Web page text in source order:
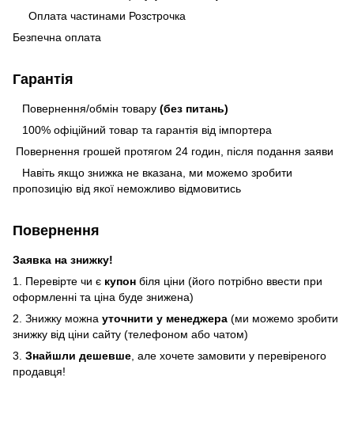
Оплата частинами Розстрочка
Безпечна оплата
Гарантія
Повернення/обмін товару (без питань)
100% офіційний товар та гарантія від імпортера
Повернення грошей протягом 24 годин, після подання заяви
Навіть якщо знижка не вказана, ми можемо зробити
пропозицію від якої неможливо відмовитись
Повернення
Заявка на знижку!
1. Перевірте чи є купон біля ціни (його потрібно ввести при
оформленні та ціна буде знижена)
2. Знижку можна уточнити у менеджера (ми можемо зробити
знижку від ціни сайту (телефоном або чатом)
3. Знайшли дешевше , але хочете замовити у перевіреного
продавця!